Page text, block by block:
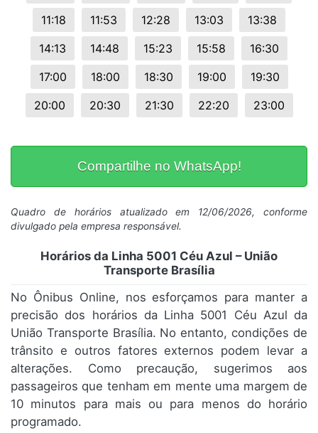
11:18
11:53 12:28 13:03
13:38
14:13
14:48 15:23 15:58
16:30
17:00
18:00 18:30 19:00
19:30
20:00
20:30 21:30 22:20 23:00
Compartilhe no WhatsApp!
Quadro de horários atualizado em 12/06/2026, conforme
divulgado pela empresa responsável.
Horários da Linha 5001 Céu Azul – União
Transporte Brasília
No Ônibus Online, nos esforçamos para manter a
precisão dos horários da Linha 5001 Céu Azul da
União Transporte Brasília. No entanto, condições de
trânsito e outros fatores externos podem levar a
alterações. Como precaução, sugerimos aos
passageiros que tenham em mente uma margem de
10 minutos para mais ou para menos do horário
programado.